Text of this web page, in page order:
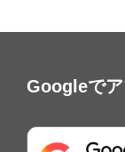
Googleでア